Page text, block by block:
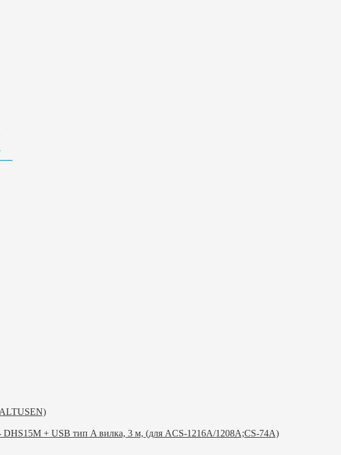
+ USB тип A вилка, 3 м, (для ACS-1216A/1208A;CS-74A)